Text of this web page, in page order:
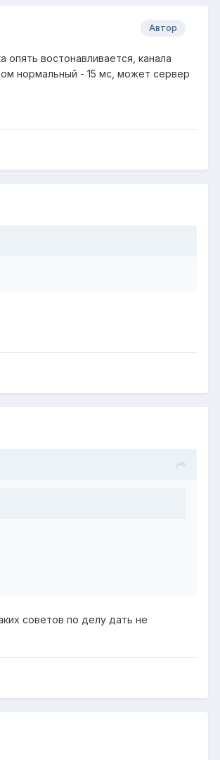
Автор
опять востонавливается, канала
нормальный - 15 мс, может сервер
советов по делу дать не